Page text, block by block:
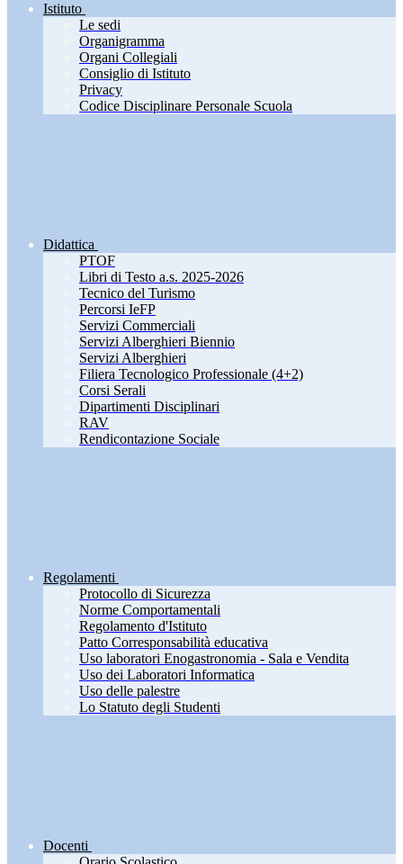
Istituto
Le sedi
Organigramma
Organi Collegiali
Consiglio di Istituto
Privacy
Codice Disciplinare Personale Scuola
Didattica
PTOF
Libri di Testo a.s. 2025-2026
Tecnico del Turismo
Percorsi IeFP
Servizi Commerciali
Servizi Alberghieri Biennio
Servizi Alberghieri
Filiera Tecnologico Professionale (4+2)
Corsi Serali
Dipartimenti Disciplinari
RAV
Rendicontazione Sociale
Regolamenti
Protocollo di Sicurezza
Norme Comportamentali
Regolamento d'Istituto
Patto Corresponsabilità educativa
Uso laboratori Enogastronomia - Sala e Vendita
Uso dei Laboratori Informatica
Uso delle palestre
Lo Statuto degli Studenti
Docenti